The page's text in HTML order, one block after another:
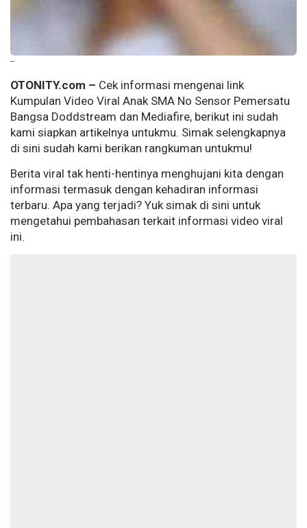
--
OTONITY.com – Cek informasi mengenai link
Kumpulan Video Viral Anak SMA No Sensor Pemersatu
Bangsa Doddstream dan Mediafire, berikut ini sudah
kami siapkan artikelnya untukmu. Simak selengkapnya
di sini sudah kami berikan rangkuman untukmu!
Berita viral tak henti-hentinya menghujani kita dengan
informasi termasuk dengan kehadiran informasi
terbaru. Apa yang terjadi? Yuk simak di sini untuk
mengetahui pembahasan terkait informasi video viral
ini.